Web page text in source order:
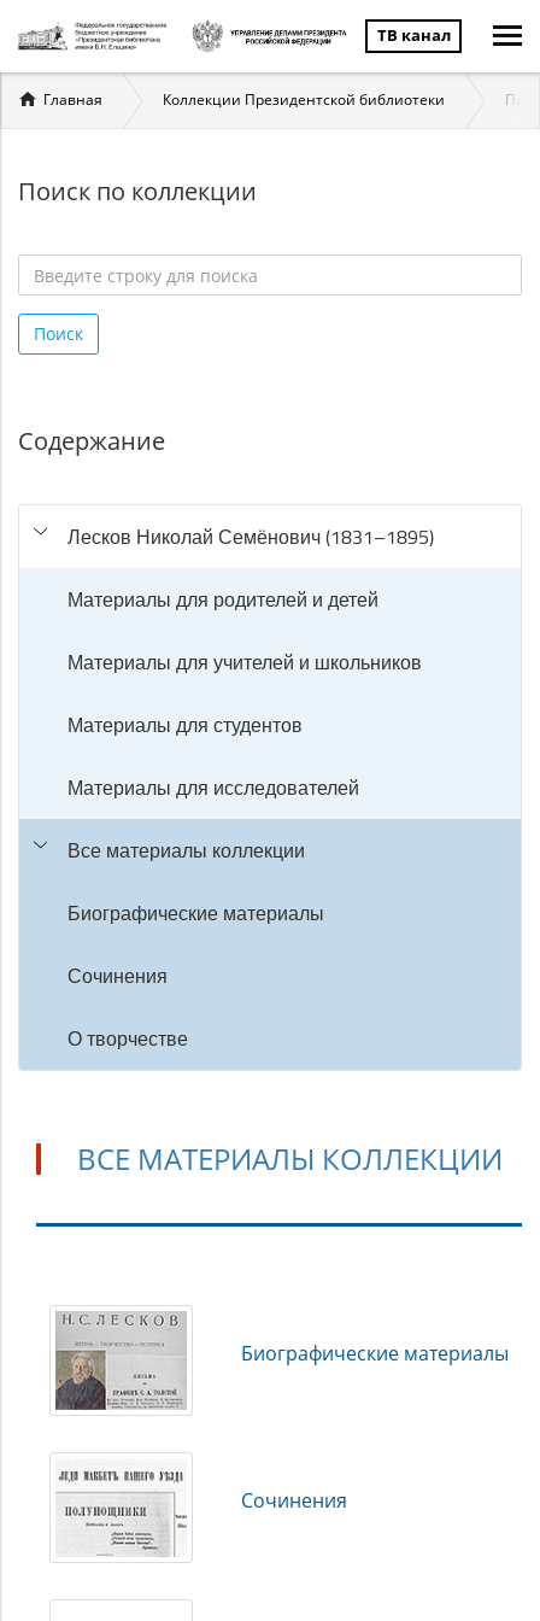
ТВ канал
Вы
здесь
Главная Коллекции Президентской библиотеки
Поиск по коллекции
строку
для
Поиск
Содержание
Лесков Николай Семёнович (1831–1895)
Материалы для родителей и детей
Материалы для учителей и школьников
Материалы для студентов
Материалы для исследователей
Все материалы коллекции
Биографические материалы
Сочинения
О творчестве
ВСЕ МАТЕРИАЛЫ КОЛЛЕКЦИИ
Все
материалы
коллекции
Биографические материалы
Сочинения